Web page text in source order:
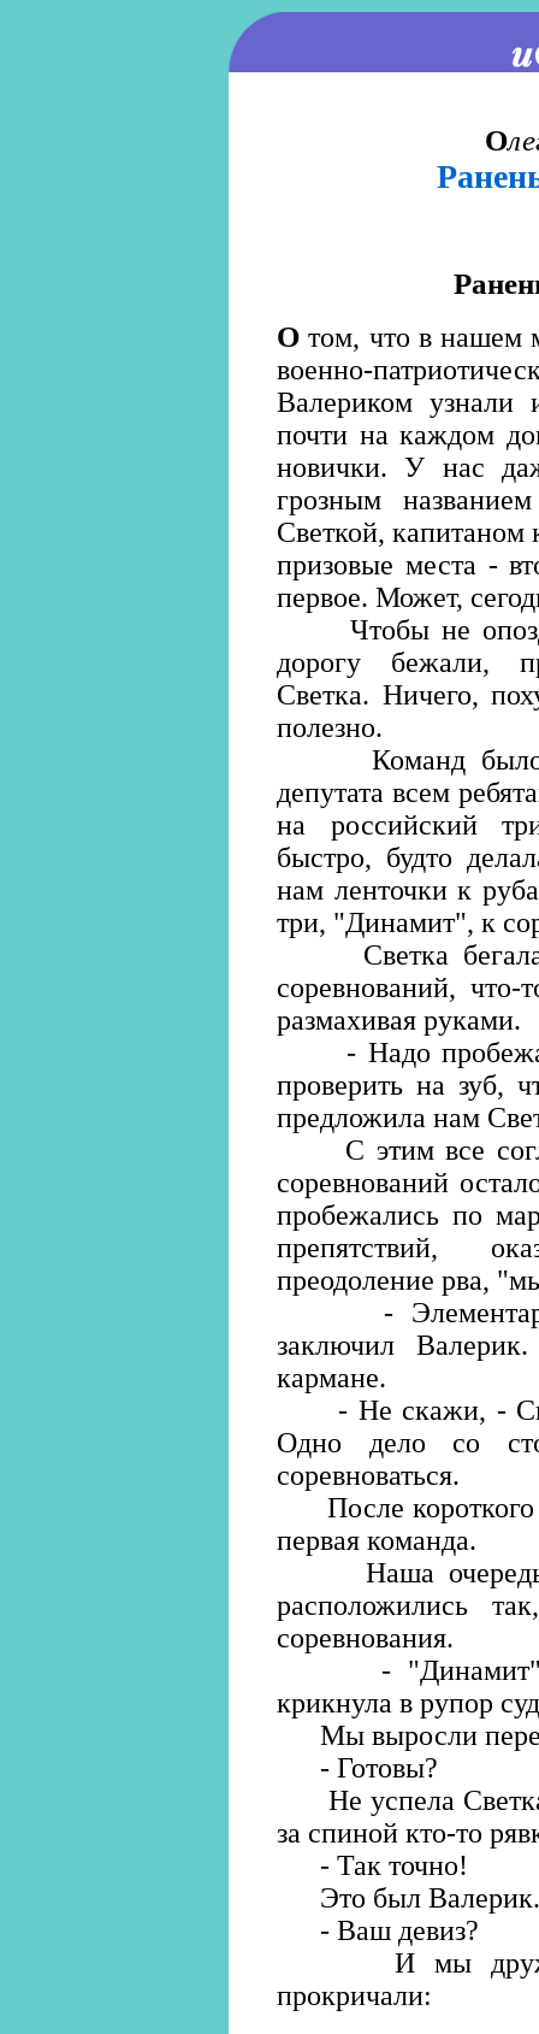
О
О том, что в нашем
военно-
Валериком узнали
почти на каждом
новички. У нас
грозным
Светкой, капитаном
призовые места -
первое. Может,
Чтобы не
дорогу бежали,
Светка. Ничего,
полезно.
Команд было
депутата всем
на российский
быстро, будто
нам ленточки к
три, "Динамит", к
Светка бегала
соревнований, что-
размахивая руками.
- Надо
проверить на зуб,
предложила нам
С этим все
соревнований
пробежались по
препятствий,
преодоление рва,
-
заключил
кармане.
- Не скажи, -
Одно дело со
соревноваться.
После короткого
первая команда.
Наша очередь
расположились
соревнования.
- "Динамит"!
крикнула в рупор
Мы выросли
- Готовы?
Не успела Светка
за спиной кто-то
- Так точно!
Это был Валерик.
- Ваш девиз?
И мы дружно,
прокричали: